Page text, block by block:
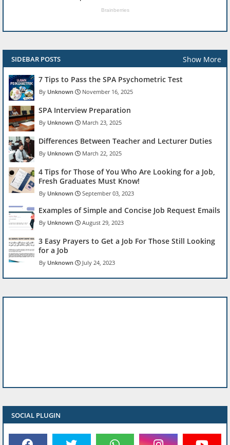
SIDEBAR POSTS Show More
7 Tips to Pass the SPA Psychometric Test
Unknown November 16, 2025
SPA Interview Preparation
Unknown March 23, 2025
Differences Between Teacher and Lecturer Duties
Unknown March 22, 2025
4 Tips for Those of You Who Are Looking for a Job,
Fresh Graduates Must Know!
Unknown September 03, 2023
Examples of Simple and Concise Job Request Emails
Unknown August 29, 2023
3 Easy Prayers to Get a Job For Those Still Looking
for a Job
Unknown July 24, 2023
SOCIAL PLUGIN